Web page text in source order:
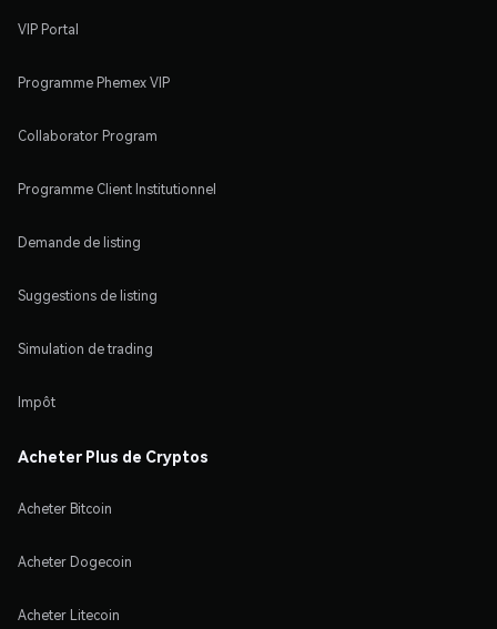
VIP Portal
Programme Phemex VIP
Collaborator Program
Programme Client Institutionnel
Demande de listing
Suggestions de listing
Simulation de trading
Impôt
Acheter Plus de Cryptos
Acheter Bitcoin
Acheter Dogecoin
Acheter Litecoin